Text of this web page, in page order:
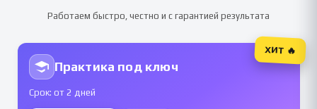
Работаем быстро, честно и с гарантией результата
Практика под ключ
Срок: от 2 дней
ХИТ 🔥